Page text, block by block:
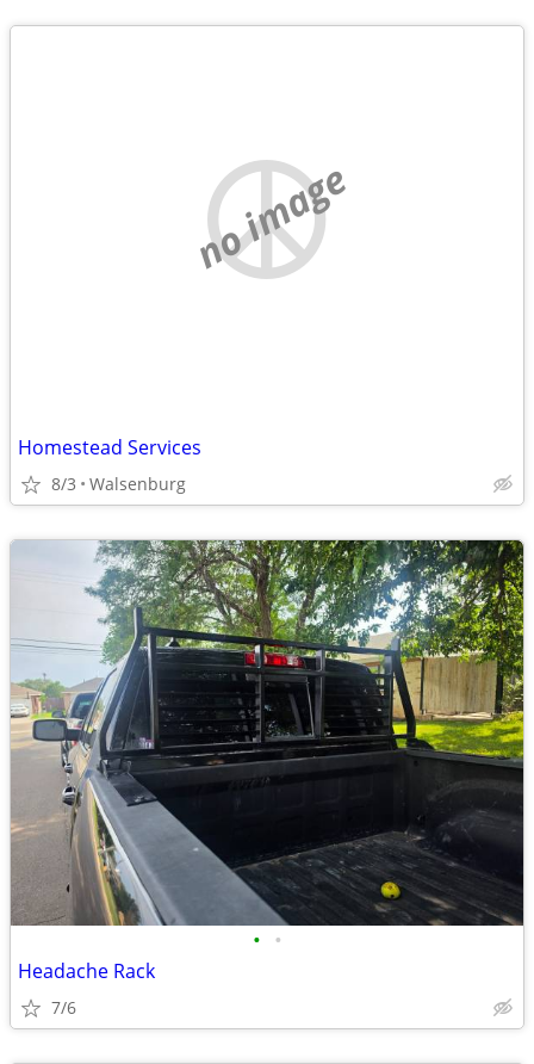
no image
Homestead Services
8/3 Walsenburg
• •
Headache Rack
7/6